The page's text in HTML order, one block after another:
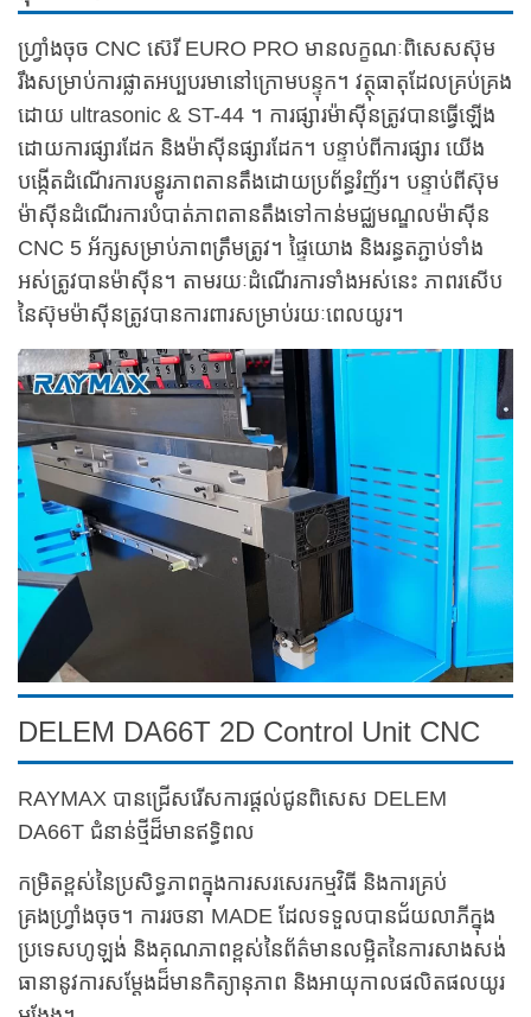
ហ្វ្រាំងចុច CNC ស៊េរី EURO PRO មានលក្ខណៈពិសេសស៊ុម
រឹងសម្រាប់ការផ្លាតអប្បបរមានៅក្រោមបន្ទុក។ វត្ថុធាតុដែលគ្រប់គ្រង
ដោយ ultrasonic & ST-44 ។ ការផ្សារម៉ាស៊ីនត្រូវបានធ្វើឡើង
ដោយការផ្សារដែក និងម៉ាស៊ីនផ្សារដែក។ បន្ទាប់ពីការផ្សារ យើង
បង្កើតដំណើរការបន្ធូរភាពតានតឹងដោយប្រព័ន្ធរំញ័រ។ បន្ទាប់ពីស៊ុម
ម៉ាស៊ីនដំណើរការបំបាត់ភាពតានតឹងទៅកាន់មជ្ឈមណ្ឌលម៉ាស៊ីន
CNC 5 អ័ក្សសម្រាប់ភាពត្រឹមត្រូវ។ ផ្ទៃយោង និងរន្ធតភ្ជាប់ទាំង
អស់ត្រូវបានម៉ាស៊ីន។ តាមរយៈដំណើរការទាំងអស់នេះ ភាពរសើប
នៃស៊ុមម៉ាស៊ីនត្រូវបានការពារសម្រាប់រយៈពេលយូរ។
DELEM DA66T 2D Control Unit CNC
RAYMAX បានជ្រើសរើសការផ្តល់ជូនពិសេស DELEM
DA66T ជំនាន់ថ្មីដ៏មានឥទ្ធិពល
កម្រិតខ្ពស់នៃប្រសិទ្ធភាពក្នុងការសរសេរកម្មវិធី និងការគ្រប់
គ្រងហ្វ្រាំងចុច។ ការរចនា MADE ដែលទទួលបានជ័យលាភីក្នុង
ប្រទេសហូឡង់ និងគុណភាពខ្ពស់នៃព័ត៌មានលម្អិតនៃការសាងសង់
ធានានូវការសម្តែងដ៏មានកិត្យានុភាព និងអាយុកាលផលិតផលយូរ